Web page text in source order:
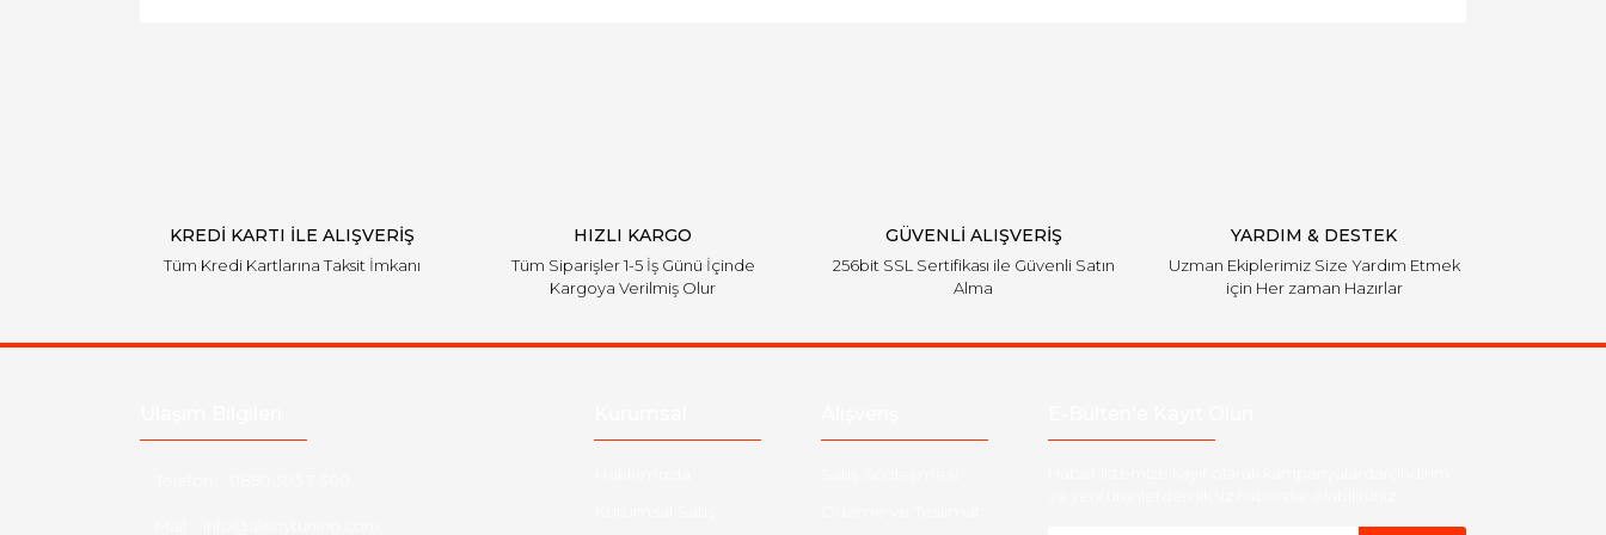
KREDİ KARTI İLE ALIŞVERİŞ
Tüm Kredi Kartlarına Taksit İmkanı
HIZLI KARGO
Tüm Siparişler 1-5 İş Günü İçinde
Kargoya Verilmiş Olur
GÜVENLİ ALIŞVERİŞ
256bit SSL Sertifikası ile Güvenli Satın
Alma
YARDIM & DESTEK
Uzman Ekiplerimiz Size Yardım Etmek
için Her zaman Hazırlar